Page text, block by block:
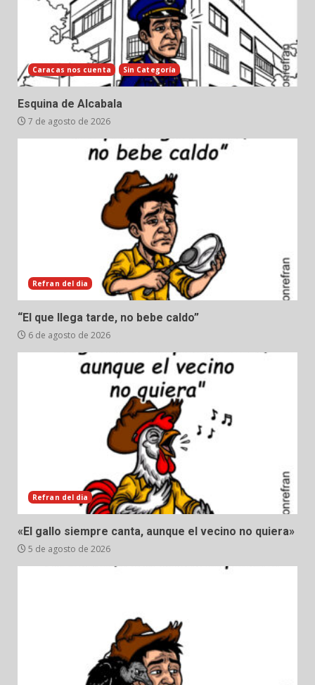
Caracas nos cuenta Sin Categoría
Esquina de Alcabala
7 de agosto de 2026
Refran del dia
“El que llega tarde, no bebe caldo”
6 de agosto de 2026
Refran del dia
«El gallo siempre canta, aunque el vecino no quiera»
5 de agosto de 2026